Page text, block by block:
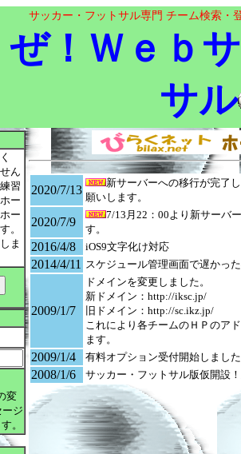
サッカー・フットサル専門 チーム検索・
！Ｗｅｂ
サル
ん
習
ー
ー
。
ま
変
ジ
。